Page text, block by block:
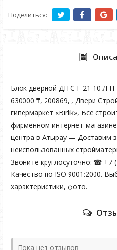
Поделиться:
Блок дверной ДН С Г 21-10 Л П
630000 ₸, 200869, , Двери
гипермаркет «Birlik», Все
фирменном интернет-
центра в Атырау — Доставим
неиспользованных
Звоните круглосуточно: ☎ +7
Качество по ISO 9001:2000.
характеристики, фото.
Пока нет отзывов